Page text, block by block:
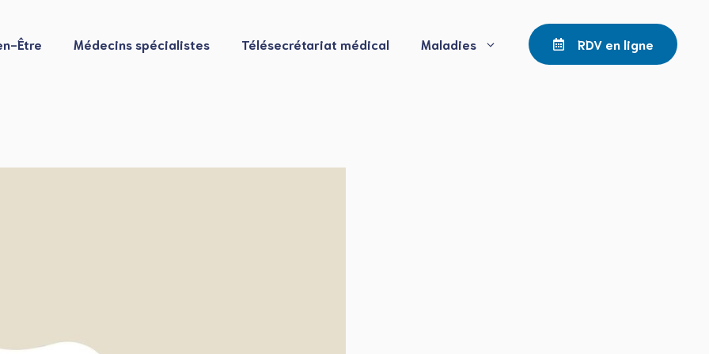
Être Médecins spécialistes Télésecrétariat médical Maladies RDV en ligne